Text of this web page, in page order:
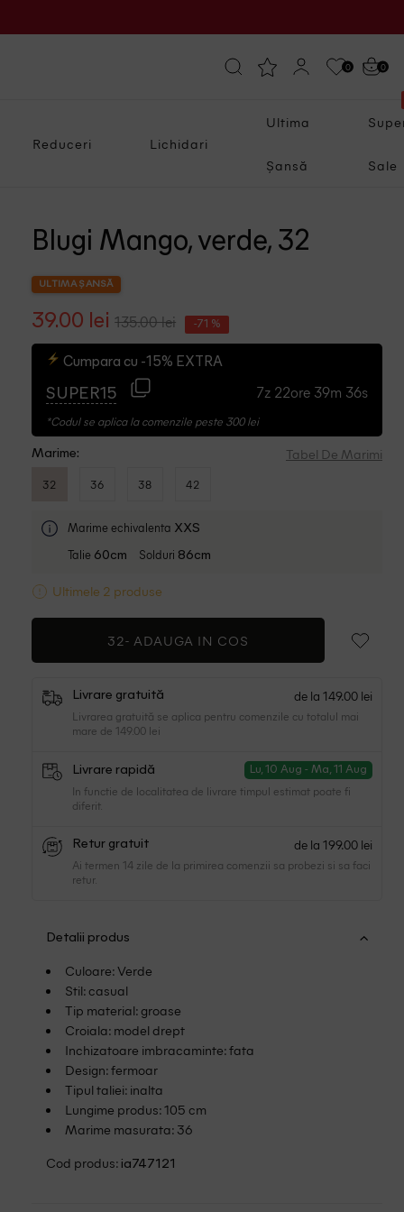
0 0
Reduceri Lichidari
Ultima
Șansă Sale
Blugi Mango, verde, 32
ULTIMA ȘANSĂ
39.00 lei 135.00 lei -71 %
Cumpara cu -15% EXTRA
SUPER15 7z 22ore 39m 34s
*Codul se aplica la comenzile peste 300 lei
Marime: Tabel De Marimi
32 36 38 42
Marime echivalenta XXS
Talie 60cm Solduri 86cm
Ultimele 2 produse
32- ADAUGA IN COS
Livrare gratuită de la 149.00 lei
Livrarea gratuită se aplica pentru comenzile cu totalul mai
mare de 149.00 lei
Livrare rapidă Lu, 10 Aug - Ma, 11 Aug
In functie de localitatea de livrare timpul estimat poate fi
diferit.
Retur gratuit de la 199.00 lei
Ai termen 14 zile de la primirea comenzii sa probezi si sa faci
retur.
Detalii produs
Culoare: Verde
Stil: casual
Tip material: groase
Croiala: model drept
Inchizatoare imbracaminte: fata
Design: fermoar
Tipul taliei: inalta
Lungime produs: 105 cm
Marime masurata: 36
Cod produs: ia747121